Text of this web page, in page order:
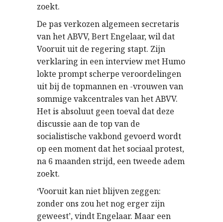
zoekt.
De pas verkozen algemeen secretaris
van het ABVV, Bert Engelaar, wil dat
Vooruit uit de regering stapt. Zijn
verklaring in een interview met Humo
lokte prompt scherpe veroordelingen
uit bij de topmannen en -vrouwen van
sommige vakcentrales van het ABVV.
Het is absoluut geen toeval dat deze
discussie aan de top van de
socialistische vakbond gevoerd wordt
op een moment dat het sociaal protest,
na 6 maanden strijd, een tweede adem
zoekt.
‘Vooruit kan niet blijven zeggen:
zonder ons zou het nog erger zijn
geweest’, vindt Engelaar. Maar een